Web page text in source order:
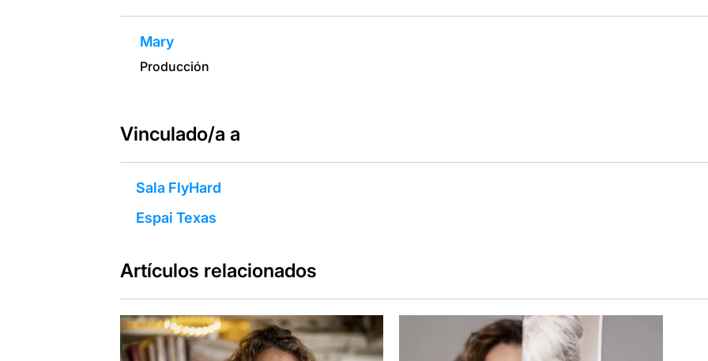
Mary
Producción
Vinculado/a a
Sala FlyHard
Espai Texas
Artículos relacionados